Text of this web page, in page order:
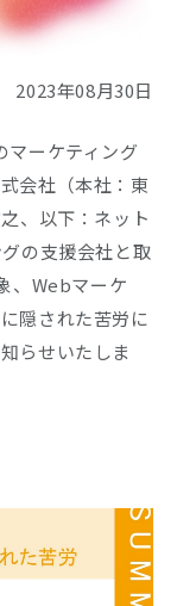
2023年08月30日
マーケティング
会社（本社：東
、以下：ネット
の支援会社と取
、Webマーケ
隠された苦労に
らせいたしま